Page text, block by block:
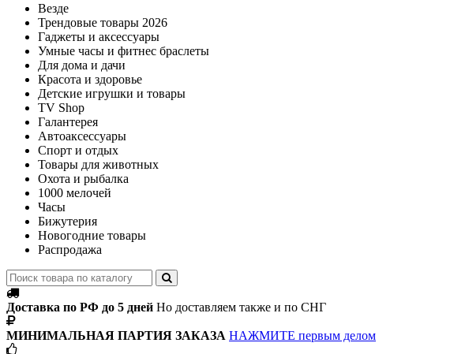
Везде
Трендовые товары 2026
Гаджеты и аксессуары
Умные часы и фитнес браслеты
Для дома и дачи
Красота и здоровье
Детские игрушки и товары
TV Shop
Галантерея
Автоаксессуары
Спорт и отдых
Товары для животных
Охота и рыбалка
1000 мелочей
Часы
Бижутерия
Новогодние товары
Распродажа
Доставка по РФ до 5 дней Но доставляем также и по СНГ
МИНИМАЛЬНАЯ ПАРТИЯ ЗАКАЗА НАЖМИТЕ первым делом